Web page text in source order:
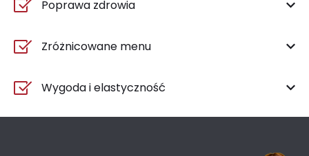
Poprawa zdrowia
Zróżnicowane menu
Wygoda i elastyczność